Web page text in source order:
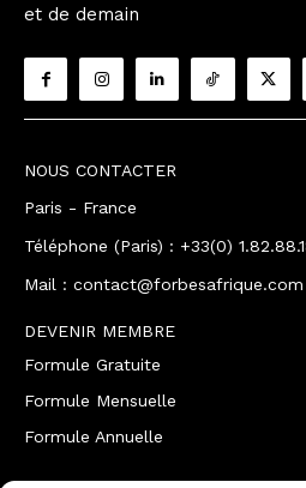
et de demain
NOUS CONTACTER
Paris - France
Téléphone (Paris) : +33(0)
Mail : contact@forbesafrique.com
DEVENIR MEMBRE
Formule Gratuite
Formule Mensuelle
Formule Annuelle